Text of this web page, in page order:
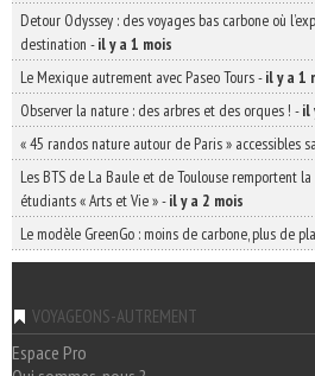
Detour Odyssey : des voyages bas carbone où
destination -il y a 1 mois
Le Mexique autrement avec Paseo Tours-il y a 1
Observer la nature : des arbres et des orques ! -il
« 45 randos nature autour de Paris » accessibles
Les BTS de La Baule et de Toulouse remportent
étudiants « Arts et Vie »-il y a 2 mois
Le modèle GreenGo : moins de carbone, plus de
VOYAGEONS-AUTREMENT
Espace Pro